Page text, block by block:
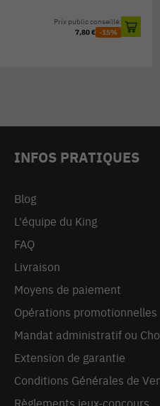
Prix public conseillé:
7,80 € -15%
INFOS PRATIQUES
Blog
L'équipe du King
FAQ
Livraison
Moyens de paiement
Opérations promotionnelles
Mandat administratif ou
Extension de garantie
Conditions Générales de